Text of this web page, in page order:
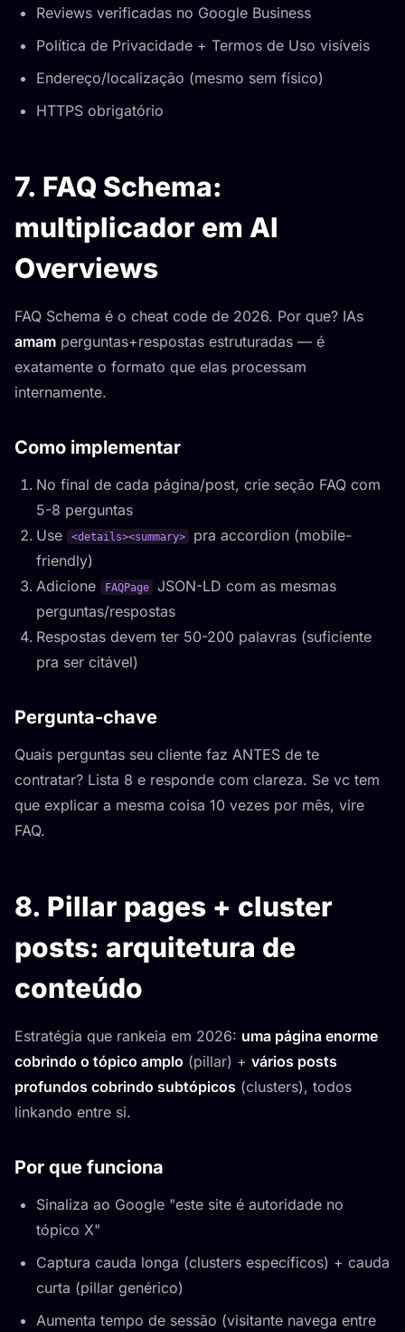
Reviews verificadas no Google Business
Política de Privacidade + Termos de Uso visíveis
Endereço/localização (mesmo sem físico)
HTTPS obrigatório
7. FAQ Schema:
multiplicador em AI
Overviews
FAQ Schema é o cheat code de 2026. Por que? IAs
amam perguntas+respostas estruturadas — é
exatamente o formato que elas processam
internamente.
Como implementar
No final de cada página/post, crie seção FAQ com
5-8 perguntas
Use
<details><summary>
pra accordion (mobile-
friendly)
Adicione
FAQPage
JSON-LD com as mesmas
perguntas/respostas
Respostas devem ter 50-200 palavras (suficiente
pra ser citável)
Pergunta-chave
Quais perguntas seu cliente faz ANTES de te
contratar? Lista 8 e responde com clareza. Se vc tem
que explicar a mesma coisa 10 vezes por mês, vire
FAQ.
8. Pillar pages + cluster
posts: arquitetura de
conteúdo
Estratégia que rankeia em 2026: uma página enorme
cobrindo o tópico amplo (pillar) + vários posts
profundos cobrindo subtópicos (clusters), todos
linkando entre si.
Por que funciona
Sinaliza ao Google "este site é autoridade no
tópico X"
Captura cauda longa (clusters específicos) + cauda
curta (pillar genérico)
Aumenta tempo de sessão (visitante navega entre